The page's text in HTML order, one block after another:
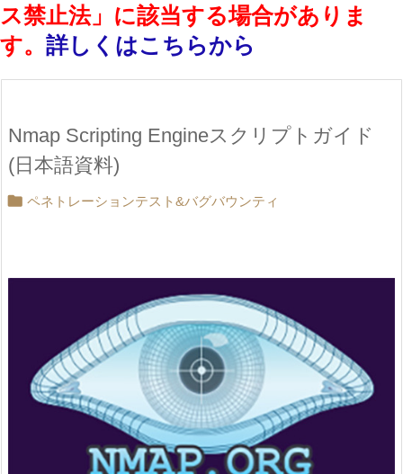
ス禁止法」に該当する場合がありま
す。 詳しくはこちらから
Nmap Scripting Engineスクリプトガイド
(日本語資料)
 ペネトレーションテスト&バグバウンティ